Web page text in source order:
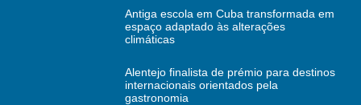
Antiga escola em Cuba transformada em
espaço adaptado às alterações
climáticas
Alentejo finalista de prémio para destinos
internacionais orientados pela
gastronomia